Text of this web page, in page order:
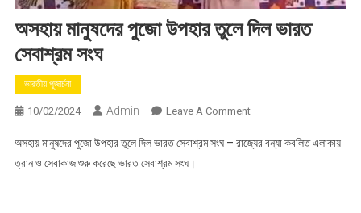
অসহায় মানুষদের পুজো উপহার তুলে দিল ভারত
সেবাশ্রম সংঘ
ভারতীয় পূজার্চনা
10/02/2024 Admin Leave A CommentOn
মানুষদের
অসহায় মানুষদের পুজো উপহার তুলে দিল ভারত সেবাশ্রম সংঘ – রাজ্যের বন্যা কবলিত এলাকায়
ত্রান ও সেবাকাজ শুরু করেছে ভারত সেবাশ্রম সংঘ।